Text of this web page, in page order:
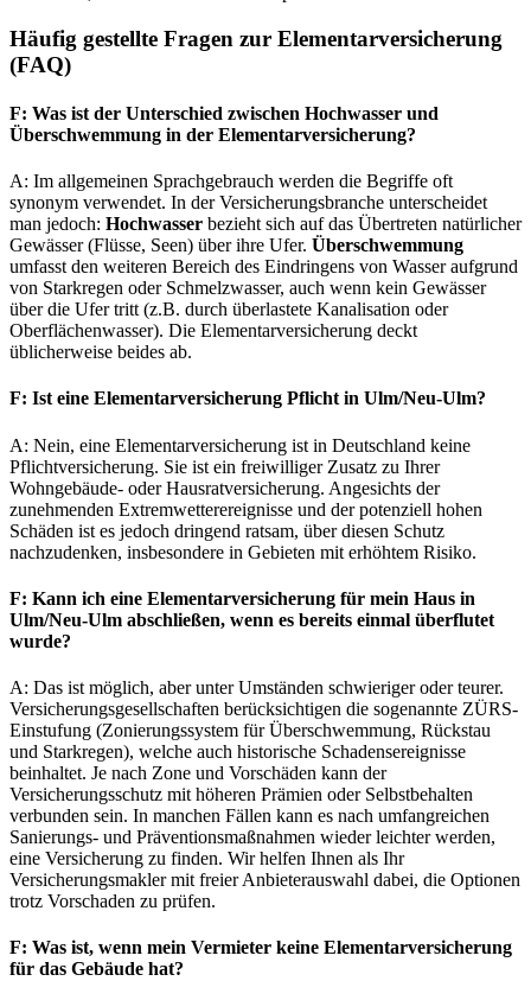
Häufig gestellte Fragen zur Elementarversicherung
(FAQ)
F: Was ist der Unterschied zwischen Hochwasser und
Überschwemmung in der Elementarversicherung?
A: Im allgemeinen Sprachgebrauch werden die Begriffe oft
synonym verwendet. In der Versicherungsbranche unterscheidet
man jedoch: Hochwasser bezieht sich auf das Übertreten natürlicher
Gewässer (Flüsse, Seen) über ihre Ufer. Überschwemmung
umfasst den weiteren Bereich des Eindringens von Wasser aufgrund
von Starkregen oder Schmelzwasser, auch wenn kein Gewässer
über die Ufer tritt (z.B. durch überlastete Kanalisation oder
Oberflächenwasser). Die Elementarversicherung deckt
üblicherweise beides ab.
F: Ist eine Elementarversicherung Pflicht in Ulm/Neu-Ulm?
A: Nein, eine Elementarversicherung ist in Deutschland keine
Pflichtversicherung. Sie ist ein freiwilliger Zusatz zu Ihrer
Wohngebäude- oder Hausratversicherung. Angesichts der
zunehmenden Extremwetterereignisse und der potenziell hohen
Schäden ist es jedoch dringend ratsam, über diesen Schutz
nachzudenken, insbesondere in Gebieten mit erhöhtem Risiko.
F: Kann ich eine Elementarversicherung für mein Haus in
Ulm/Neu-Ulm abschließen, wenn es bereits einmal überflutet
wurde?
A: Das ist möglich, aber unter Umständen schwieriger oder teurer.
Versicherungsgesellschaften berücksichtigen die sogenannte ZÜRS-
Einstufung (Zonierungssystem für Überschwemmung, Rückstau
und Starkregen), welche auch historische Schadensereignisse
beinhaltet. Je nach Zone und Vorschäden kann der
Versicherungsschutz mit höheren Prämien oder Selbstbehalten
verbunden sein. In manchen Fällen kann es nach umfangreichen
Sanierungs- und Präventionsmaßnahmen wieder leichter werden,
eine Versicherung zu finden. Wir helfen Ihnen als Ihr
Versicherungsmakler mit freier Anbieterauswahl dabei, die Optionen
trotz Vorschaden zu prüfen.
F: Was ist, wenn mein Vermieter keine Elementarversicherung
für das Gebäude hat?